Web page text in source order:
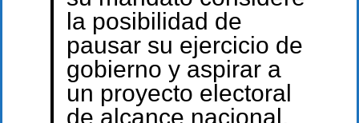
la posibilidad de
pausar su ejercicio de
gobierno y aspirar a
un proyecto electoral
de alcance nacional.